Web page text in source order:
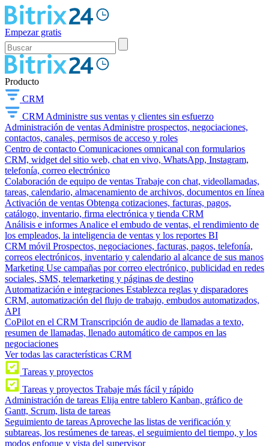
Empezar gratis
Producto
CRM
CRM Administre sus ventas y clientes sin esfuerzo
Administración de ventas Administre prospectos, negociaciones,
contactos, canales, permisos de acceso y roles
Centro de contacto Comunicaciones omnicanal con formularios
CRM, widget del sitio web, chat en vivo, WhatsApp, Instagram,
telefonía, correo electrónico
Colaboración de equipo de ventas Trabaje con chat, videollamadas,
tareas, calendario, almacenamiento de archivos, documentos en línea
Activación de ventas Obtenga cotizaciones, facturas, pagos,
catálogo, inventario, firma electrónica y tienda CRM
Análisis e informes Analice el embudo de ventas, el rendimiento de
los empleados, la inteligencia de ventas y los reportes BI
CRM móvil Prospectos, negociaciones, facturas, pagos, telefonía,
correos electrónicos, inventario y calendario al alcance de sus manos
Marketing Use campañas por correo electrónico, publicidad en redes
sociales, SMS, telemarketing y páginas de destino
Automatización e integraciones Establezca reglas y disparadores
CRM, automatización del flujo de trabajo, embudos automatizados,
API
CoPilot en el CRM Transcripción de audio de llamadas a texto,
resumen de llamadas, llenado automático de campos en las
negociaciones
Ver todas las características CRM
Tareas y proyectos
Tareas y proyectos Trabaje más fácil y rápido
Administración de tareas Elija entre tablero Kanban, gráfico de
Gantt, Scrum, lista de tareas
Seguimiento de tareas Aproveche las listas de verificación y
subtareas, los resúmenes de tareas, el seguimiento del tiempo, y los
modos enfoque y vista del supervisor